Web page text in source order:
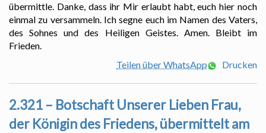
übermittle. Danke, dass ihr Mir erlaubt habt, euch hier noch
einmal zu versammeln. Ich segne euch im Namen des Vaters,
des Sohnes und des Heiligen Geistes. Amen. Bleibt im
Frieden.
Teilen über WhatsApp
Drucken
2.321 – Botschaft Unserer Lieben Frau,
der Königin des Friedens, übermittelt am